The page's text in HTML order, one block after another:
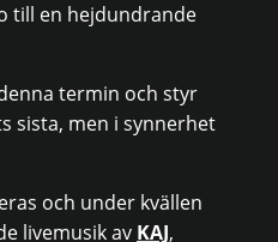
till en hejdundrande
termin och styr
sista, men i synnerhet
och under kvällen
livemusik av KAJ,